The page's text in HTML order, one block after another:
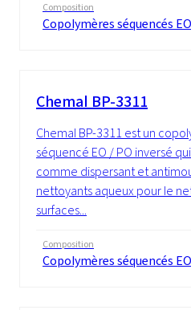
Composition
Copolymères séquencés
Chemal BP-3311
Chemal BP-3311 est un
séquencé EO / PO inversé
comme dispersant et
nettoyants aqueux pour le
surfaces...
Composition
Copolymères séquencés